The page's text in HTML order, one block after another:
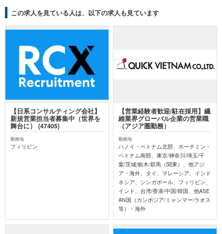
この求人を見ている人は、以下の求人も見ています
【日系コンサルティング会社】
新規営業担当者募集中（世界を
舞台に） (47405)
勤務地
フィリピン
【営業経験者歓迎/駐在採用】繊
維業界グローバル企業の営業職
（アジア圏勤務）
勤務地
ハノイ・ベトナム北部、ホーチミン・
ベトナム南部、東京/神奈川/埼玉/千
葉/茨城/栃木/群馬（関東）、他アジ
ア・海外、タイ、マレーシア、インド
ネシア、シンガポール、フィリピン、
インド、台湾/香港/中国/韓国、他ASE
AN国（カンボジア/ミャンマー/ラオス
等）・海外